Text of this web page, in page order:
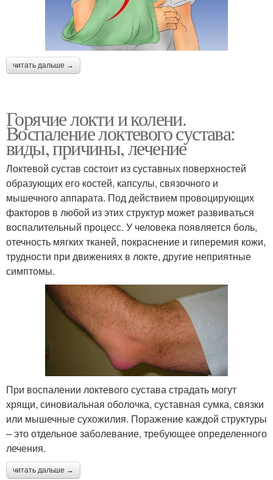
читать дальше →
Горячие локти и колени.
Воспаление локтевого сустава:
виды, причины, лечение
Локтевой сустав состоит из суставных поверхностей
образующих его костей, капсулы, связочного и
мышечного аппарата. Под действием провоцирующих
факторов в любой из этих структур может развиваться
воспалительный процесс. У человека появляется боль,
отечность мягких тканей, покраснение и гиперемия кожи,
трудности при движениях в локте, другие неприятные
симптомы.
При воспалении локтевого сустава страдать могут
хрящи, синовиальная оболочка, суставная сумка, связки
или мышечные сухожилия. Поражение каждой структуры
– это отдельное заболевание, требующее определенного
лечения.
читать дальше →